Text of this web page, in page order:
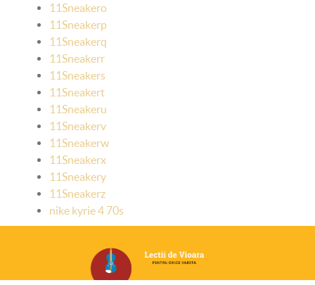
11Sneakero
11Sneakerp
11Sneakerq
11Sneakerr
11Sneakers
11Sneakert
11Sneakeru
11Sneakerv
11Sneakerw
11Sneakerx
11Sneakery
11Sneakerz
nike kyrie 4 70s